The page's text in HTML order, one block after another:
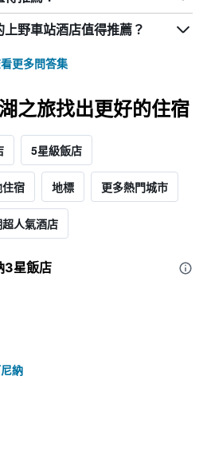
野車站酒店值得推薦？
更多問答集
之旅找出更好的住宿
5星級飯店
宿 地標 更多熱門城市
人氣酒店
3星​飯店
納